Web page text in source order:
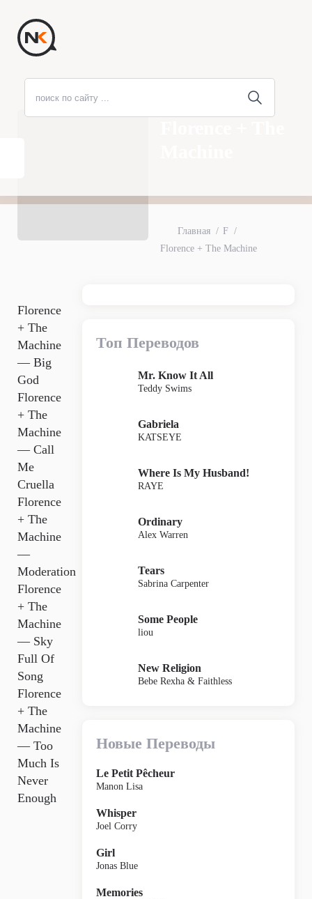
Главная
F
Florence + The Machine
Florence
+ The
Machine
— Big
God
Florence
+ The
Machine
— Call
Me
Cruella
Florence
+ The
Machine
—
Moderation
Florence
+ The
Machine
— Sky
Full Of
Song
Florence
+ The
Machine
— Too
Much Is
Never
Enough
Топ Переводов
Mr. Know It All
Teddy Swims
Gabriela
KATSEYE
Where Is My Husband!
RAYE
Ordinary
Alex Warren
Tears
Sabrina Carpenter
Some People
liou
New Religion
Bebe Rexha & Faithless
Новые Переводы
Le Petit Pêcheur
Manon Lisa
Whisper
Joel Corry
Girl
Jonas Blue
Memories